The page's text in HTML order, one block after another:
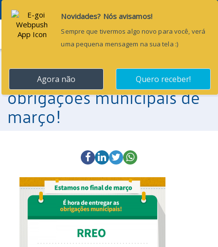
Menu
É hora de entregar as
obrigações municipais de
março!